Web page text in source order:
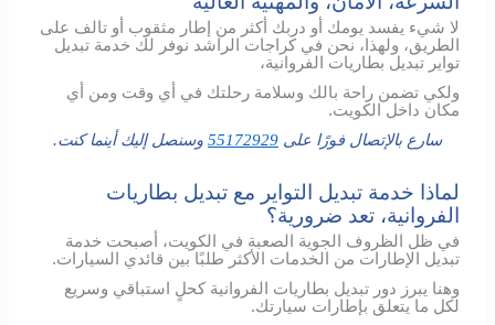
لا شيء يفسد يومك أو دربك أكثر من إطار مثقوب أو تالف على
الطريق، ولهذا، نحن في كراجات الراشد نوفر لك خدمة تبديل
تواير تبديل بطاريات الفروانية،
ولكي تضمن راحة بالك وسلامة رحلتك في أي وقت ومن أي
مكان داخل الكويت.
سارع بالإتصال فورًا على 55172929 وسنصل إليك أينما كنت.
لماذا خدمة تبديل التواير مع تبديل بطاريات
الفروانية، تعد ضرورية؟
في ظل الظروف الجوية الصعبة في الكويت، أصبحت خدمة
تبديل الإطارات من الخدمات الأكثر طلبًا بين قائدي السيارات.
وهنا يبرز دور تبديل بطاريات الفروانية كحلٍ استباقي وسريع
لكل ما يتعلق بإطارات سيارتك.